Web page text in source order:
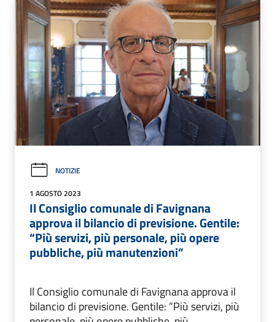
NOTIZIE
1 AGOSTO 2023
Il Consiglio comunale di Favignana
approva il bilancio di previsione. Gentile:
“Più servizi, più personale, più opere
pubbliche, più manutenzioni”
Il Consiglio comunale di Favignana approva il
bilancio di previsione. Gentile: “Più servizi, più